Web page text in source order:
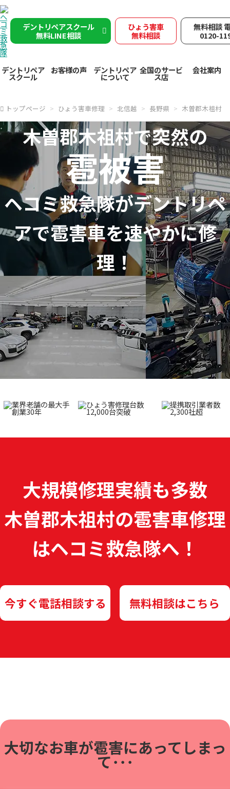
デントリペアスクール
無料LINE相談
ひょう害車
無料相談
無料相談
0120-
デントリペア
スクール
お客様の声 デントリペア
について
全国のサービ
ス店
会社案内
トップページ ひょう害車修理 北信越 長野県 木曽郡木祖村
木曽郡木祖村で突然の
雹被害
ヘコミ救急隊がデントリペ
アで雹害車を速やかに修
理！
大規模修理実績も多数
木曽郡木祖村の雹害車修理
はヘコミ救急隊へ！
今すぐ電話相談する 無料相談はこちら
大切なお車が雹害にあってしまっ
て･･･